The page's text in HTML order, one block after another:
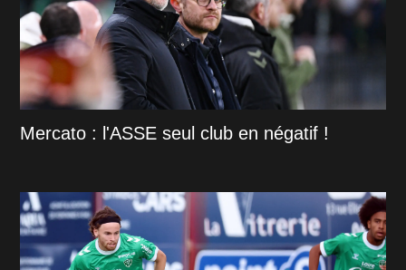
Mercato : l'ASSE seul club en négatif !